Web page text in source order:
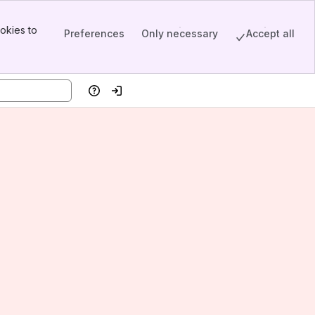
to
Preferences Only necessary Accept all
HelpLog in